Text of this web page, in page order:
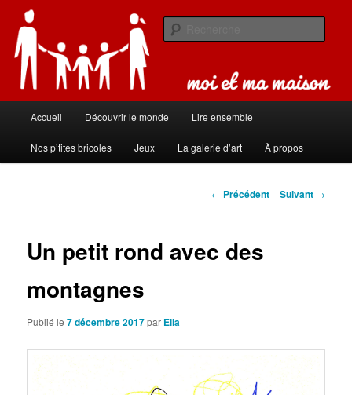
contenu
principalMoi et ma maison
Carnet de bord de famille
principal
Accueil Découvrir le monde Lire ensemble
Nos p’tites bricoles Jeux La galerie d’art À propos
Navigation
← Précédent Suivant →
Un petit rond avec des
montagnes
Publié le7 décembre 2017par Ella